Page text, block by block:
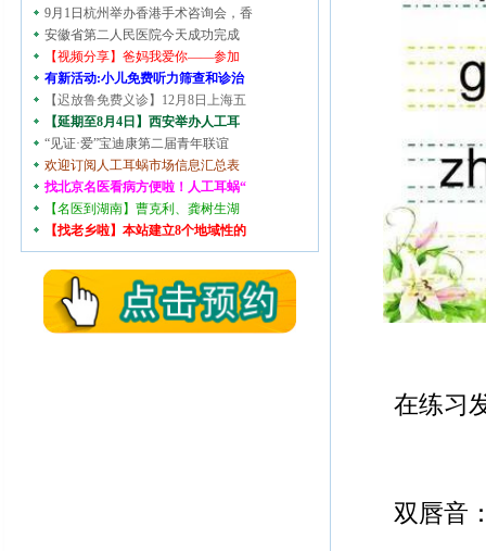
9月1日杭州举办香港手术咨询会，香
安徽省第二人民医院今天成功完成
【视频分享】爸妈我爱你——参加
有新活动:小儿免费听力筛查和诊治
【迟放鲁免费义诊】12月8日上海五
【延期至8月4日】西安举办人工耳
“见证·爱”宝迪康第二届青年联谊
欢迎订阅人工耳蜗市场信息汇总表
找北京名医看病方便啦！人工耳蜗“
【名医到湖南】曹克利、龚树生湖
【找老乡啦】本站建立8个地域性的
在练习
双唇音